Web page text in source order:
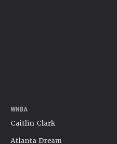
WNBA
Caitlin Clark
Atlanta Dream